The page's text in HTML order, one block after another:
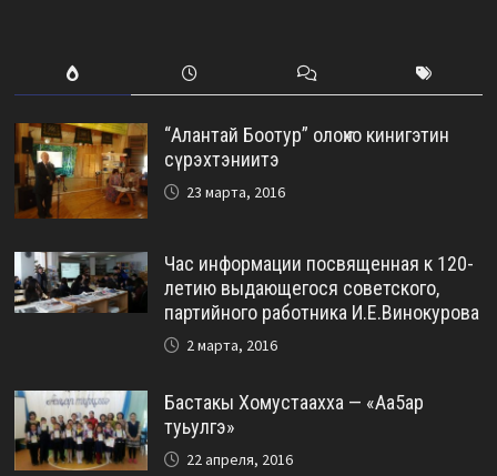
“Алантай Боотур” олоҥхо кинигэтин
сүрэхтэниитэ
23 марта, 2016
Час информации посвященная к 120-
летию выдающегося советского,
партийного работника И.Е.Винокурова
2 марта, 2016
Бастакы Хомустаахха — «Аа5ар
туьулгэ»
22 апреля, 2016